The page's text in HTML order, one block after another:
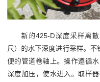
新的425-D深度采样离
尺）的水下深度进行采样。
便的管道卷轴上。操作遵循
深度加压，使水进入。取样